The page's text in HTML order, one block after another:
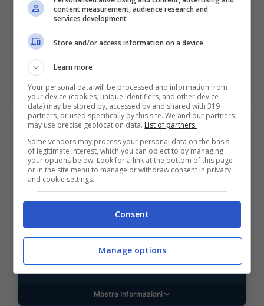
bonus rimborso sul primo deposito
200€
Mostra Informazioni
BONUS BENVENUTO GOLDBET: 2.050€
Fino a 2050€ sport e casino
2050€
Mostra Informazioni
content measurement, audience research and
services development
Store and/or access information on a device
Learn more
Your personal data will be processed and information from
your device (cookies, unique identifiers, and other device
data) may be stored by, accessed by and shared with 319
partners, or used specifically by this site. We and our partners
may use precise geolocation data. List of partners.
Some vendors may process your personal data on the basis
of legitimate interest, which you can object to by managing
your options below. Look for a link at the bottom of this page
or in the site menu to manage or withdraw consent in privacy
and cookie settings.
Consent
Manage options